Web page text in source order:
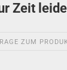
Zeit
ZUM